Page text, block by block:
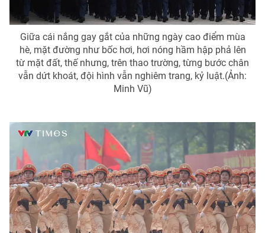
Giải sao mai
Làm đẹp
Chất lượng cuộc sống
Tuyển sinh
Học trực tuyến
Công nghệ
Hitech Công nghệ tương lai
Tư vấn
Giao lưu trực tuyến
Chuyên mục khác
Emagazine Podcast
Photo Infographic
Giữa cái nắng gay gắt của những ngày cao điểm mùa
hè, mặt đường như bốc hơi, hơi nóng hầm hập phả lên
từ mặt đất, thế nhưng, trên thao trường, từng bước chân
vẫn dứt khoát, đội hình vẫn nghiêm trang, kỷ luật.(Ảnh:
Minh Vũ)